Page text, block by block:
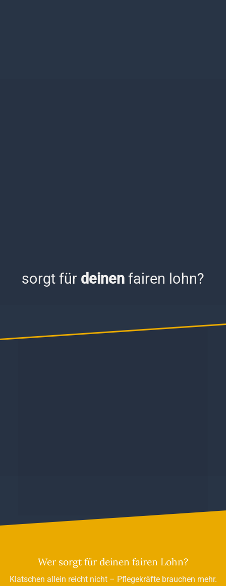
sorgt für deinen fairen lohn?
Wer sorgt für deinen fairen Lohn?
Klatschen allein reicht nicht – Pflegekräfte brauchen mehr.